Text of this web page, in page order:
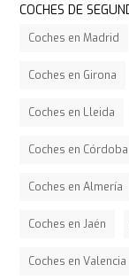
COCHES DE
Coches en Madrid
Coches en Girona
Coches en Lleida
Coches en Córdoba
Coches en Almería
Coches en Jaén
Coches en Valencia